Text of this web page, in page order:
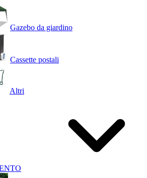
Gazebo da giardino
Cassette postali
Altri